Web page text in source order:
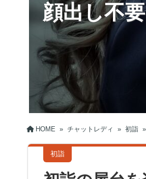
顔出し不
HOME » チャットレディ » 初詣 »
初詣